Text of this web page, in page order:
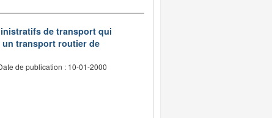
de transport qui
un transport routier de
de publication : 10-01-2000